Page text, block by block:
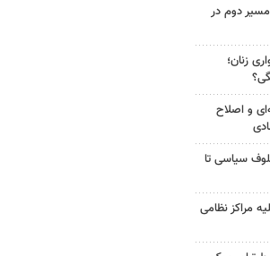
دوم در
زنان؛
و اصلاح
سیاسی تا
مراکز نظامی